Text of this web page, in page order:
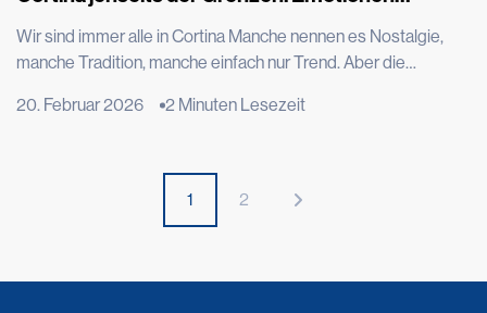
Wir sind immer alle in Cortina Manche nennen es Nostalgie,
manche Tradition, manche einfach nur Trend. Aber die
Wir sind heute hier, wie vor einem Jahr, als Kristian Ghedina,
20. Februar 2026 2 Minuten Lesezeit
1 2